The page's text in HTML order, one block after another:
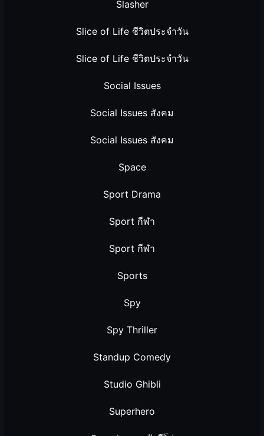
Slasher
Slice of Life ชีวิตประจำวัน
Slice of Life ชีวิตประจำวัน
Social Issues
Social Issues สังคม
Social Issues สังคม
Space
Sport Drama
Sport กีฬา
Sport กีฬา
Sports
Spy
Spy Thriller
Standup Comedy
Studio Ghibli
Superhero